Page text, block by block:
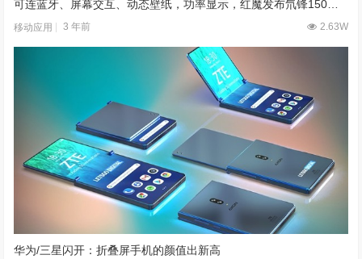
移动应用 3 年前 2.63W
华为/三星闪开：折叠屏手机的颜值出新高